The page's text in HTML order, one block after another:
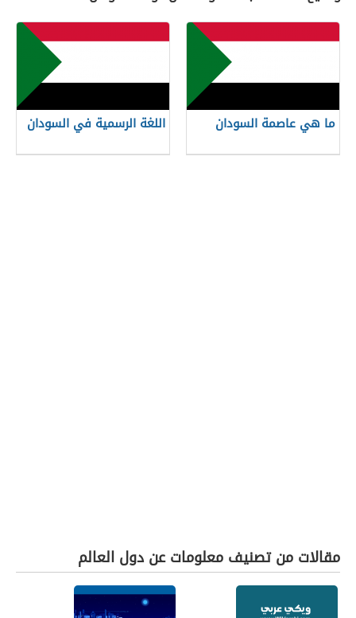
ما هي عاصمة السودان اللغة الرسمية في السودان
مقالات من تصنيف معلومات عن دول العالم